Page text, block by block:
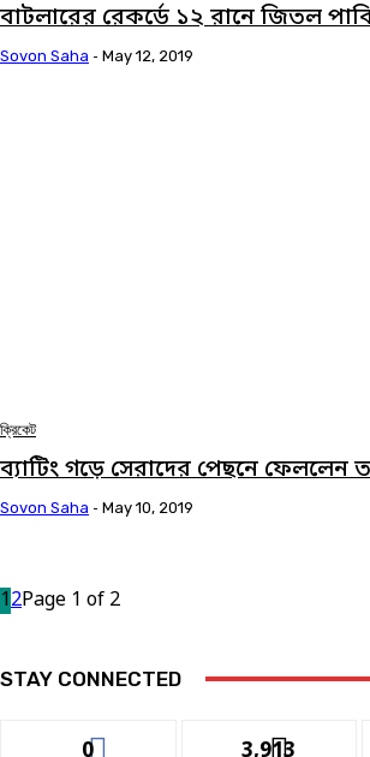
বাটলারের রেকর্ডে ১২ রানে জিতল
Sovon Saha - May 12, 2019
ক্রিকেট
ব্যাটিং গড়ে সেরাদের পেছনে ফেললেন
Sovon Saha - May 10, 2019
12Page 1 of 2
STAY CONNECTED